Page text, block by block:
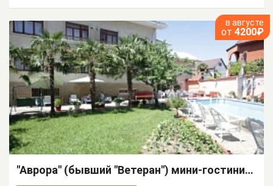
в августе
от 4200₽
"Аврора" (бывший "Ветеран") мини-гостиница